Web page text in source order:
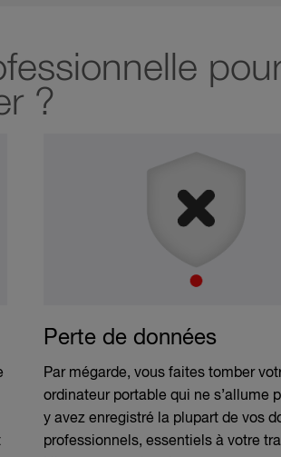
?
Perte de données
Par mégarde, vous faites tomber
ordinateur portable qui ne s’allume
y avez enregistré la plupart de vos
professionnels, essentiels à votre